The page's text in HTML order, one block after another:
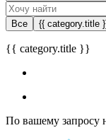
Все {{ category.title
{{ category.title }}
По вашему запросу